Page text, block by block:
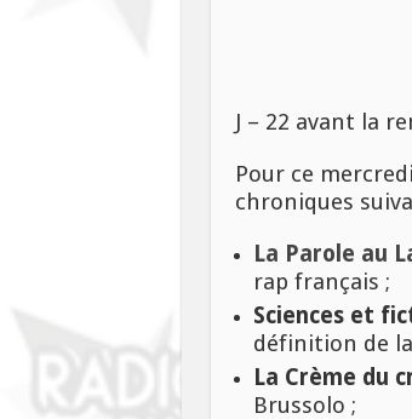
J – 22 avant la
Pour ce
chroniques
La Parole au
rap français ;
Sciences et
définition de
La Crème du
Brussolo ;